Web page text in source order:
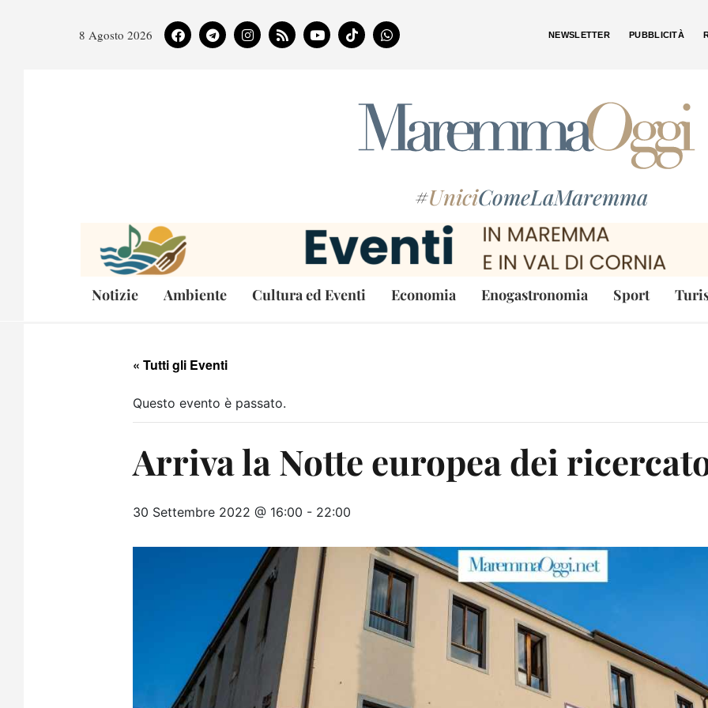
8 Agosto 2026 NEWSLETTER PUBBLICITÀ
#UniciComeLaMaremma
Notizie Ambiente Cultura ed Eventi Economia Enogastronomia Sport
« Tutti gli Eventi
Questo evento è passato.
Arriva la Notte europea dei
30 Settembre 2022 @ 16:00 - 22:00